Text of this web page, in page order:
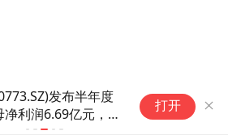
奥士康(002913.SZ)：公司未与
英伟达、谷歌开展订单合作 与
AMD的业务合作尚未形成规模
打开